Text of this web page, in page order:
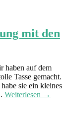
mit den
haben auf dem
Tasse gemacht.
sie ein kleines
Weiterlesen →